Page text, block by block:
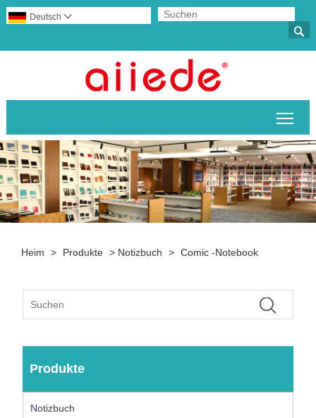

Deutsch 
Heim > Produkte > Notizbuch > Comic -Notebook
Produkte
Notizbuch